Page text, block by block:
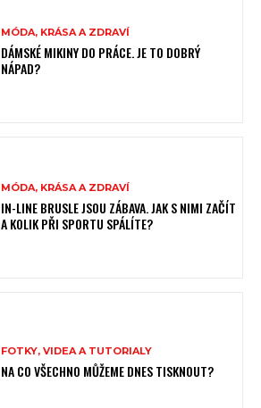
MÓDA, KRÁSA A ZDRAVÍ
DÁMSKÉ MIKINY DO PRÁCE. JE TO DOBRÝ
NÁPAD?
MÓDA, KRÁSA A ZDRAVÍ
IN-LINE BRUSLE JSOU ZÁBAVA. JAK S NIMI ZAČÍT
A KOLIK PŘI SPORTU SPÁLÍTE?
FOTKY, VIDEA A TUTORIALY
NA CO VŠECHNO MŮŽEME DNES TISKNOUT?